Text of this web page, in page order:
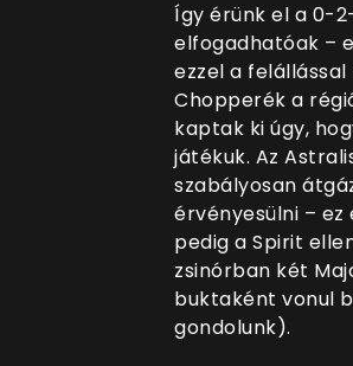
Így érünk el a 0-
elfogadhatóak –
ezzel a
Chopperék a
kaptak ki úgy,
játékuk. Az
szabályosan
érvényesülni –
pedig a Spirit
zsinórban két
buktaként vonul
gondolunk).